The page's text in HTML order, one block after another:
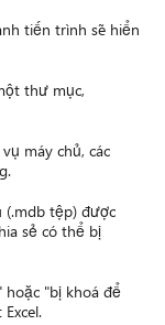
tiến trình sẽ hiển
thư mục,
máy chủ, các
(.mdb tệp) được
sẻ có thể bị
"bị khoá để